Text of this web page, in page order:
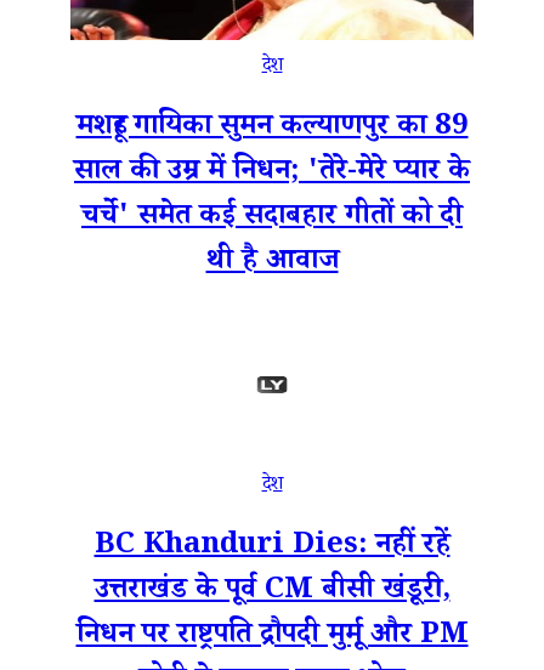
देश
मशहूर गायिका सुमन कल्याणपुर का 89
साल की उम्र में निधन; 'तेरे-मेरे प्यार के
चर्चे' समेत कई सदाबहार गीतों को दी
थी है आवाज
देश
BC Khanduri Dies: नहीं रहें
उत्तराखंड के पूर्व CM बीसी खंडूरी,
निधन पर राष्ट्रपति द्रौपदी मुर्मू और PM